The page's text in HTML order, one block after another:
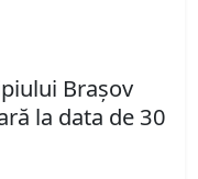
Braşov
la data de 30